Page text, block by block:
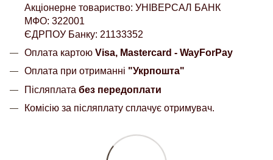
Акціонерне товариство: УНІВЕРСАЛ БАНК
МФО: 322001
ЄДРПОУ Банку: 21133352
Оплата картою Visa, Mastercard - WayForPay
Оплата при отриманні "Укрпошта"
Післяплата без передоплати
Комісію за післяплату сплачує отримувач.